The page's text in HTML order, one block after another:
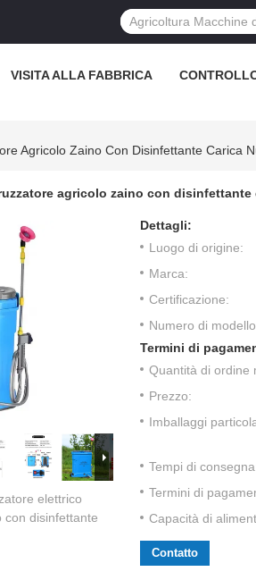
VISITA ALLA FABBRICA
Agricolo Zaino Con Disinfettante Carica
agricolo zaino con
elettrico
con disinfettante
Dettagli:
Luogo di origine:
Marca:
Certificazione:
Numero di
Termini di
Quantità di ordine
Prezzo:
Imballaggi
Tempi di
Termini di
Capacità di
Contatto